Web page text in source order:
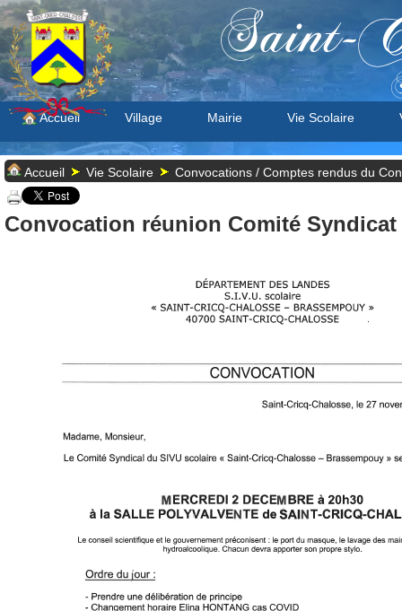
Saint-
Accueil Village Mairie Vie Scolaire
Accueil Vie Scolaire Convocations / Comptes rendus du
Convocation réunion Comité Syndicat